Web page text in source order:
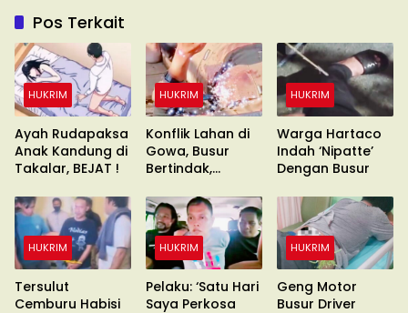
Pos Terkait
HUKRIM
Ayah Rudapaksa
Anak Kandung di
Takalar, BEJAT !
HUKRIM
Konflik Lahan di
Gowa, Busur
Bertindak,
HUKRIM
Warga Hartaco
Indah ‘Nipatte’
Dengan Busur
HUKRIM
Tersulut
Cemburu Habisi
HUKRIM
Pelaku: ‘Satu Hari
Saya Perkosa
HUKRIM
Geng Motor
Busur Driver